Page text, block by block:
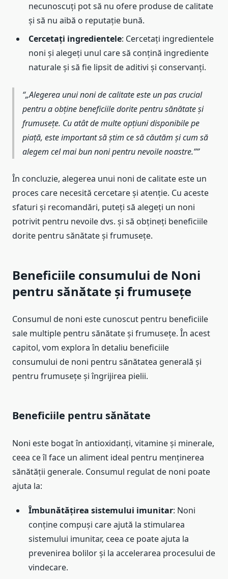
necunoscuți pot să nu ofere produse de calitate
și să nu aibă o reputație bună.
Cercetați ingredientele: Cercetați ingredientele
noni și alegeți unul care să conțină ingrediente
naturale și să fie lipsit de aditivi și conservanți.
„Alegerea unui noni de calitate este un pas crucial
pentru a obține beneficiile dorite pentru sănătate și
frumusețe. Cu atât de multe opțiuni disponibile pe
piață, este important să știm ce să căutăm și cum să
alegem cel mai bun noni pentru nevoile noastre.”
În concluzie, alegerea unui noni de calitate este un
proces care necesită cercetare și atenție. Cu aceste
sfaturi și recomandări, puteți să alegeți un noni
potrivit pentru nevoile dvs. și să obțineți beneficiile
dorite pentru sănătate și frumusețe.
Beneficiile consumului de Noni
pentru sănătate și frumusețe
Consumul de noni este cunoscut pentru beneficiile
sale multiple pentru sănătate și frumusețe. În acest
capitol, vom explora în detaliu beneficiile
consumului de noni pentru sănătatea generală și
pentru frumusețe și îngrijirea pielii.
Beneficiile pentru sănătate
Noni este bogat în antioxidanți, vitamine și minerale,
ceea ce îl face un aliment ideal pentru menținerea
sănătății generale. Consumul regulat de noni poate
ajuta la:
Îmbunătățirea sistemului imunitar: Noni
conține compuși care ajută la stimularea
sistemului imunitar, ceea ce poate ajuta la
prevenirea bolilor și la accelerarea procesului de
vindecare.